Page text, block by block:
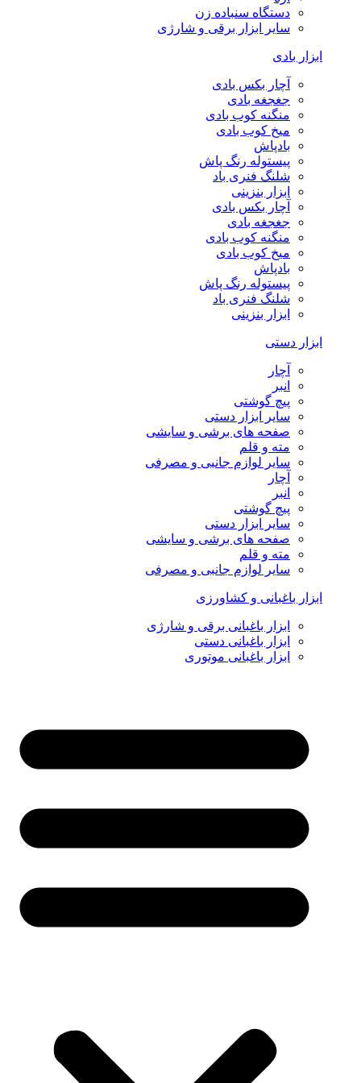
دستگاه سنباده زن
سایر ابزار برقی و شارژی
ابزار بادی
آچار بکس بادی
جغجغه بادی
منگنه کوب بادی
میخ کوب بادی
بادپاش
پیستوله رنگ پاش
شلنگ فنری باد
ابزار بنزینی
آچار بکس بادی
جغجغه بادی
منگنه کوب بادی
میخ کوب بادی
بادپاش
پیستوله رنگ پاش
شلنگ فنری باد
ابزار بنزینی
ابزار دستی
آچار
انبر
پیچ گوشتی
سایر ابزار دستی
صفحه های برشی و سایشی
مته و قلم
سایر لوازم جانبی و مصرفی
آچار
انبر
پیچ گوشتی
سایر ابزار دستی
صفحه های برشی و سایشی
مته و قلم
سایر لوازم جانبی و مصرفی
ابزار باغبانی و کشاورزی
ابزار باغبانی برقی و شارژی
ابزار باغبانی دستی
ابزار باغبانی موتوری